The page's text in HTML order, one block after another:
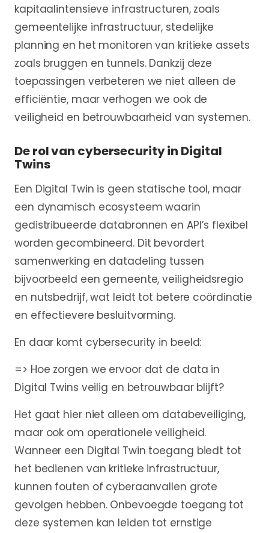
kapitaalintensieve infrastructuren, zoals
gemeentelijke infrastructuur, stedelijke
planning en het monitoren van kritieke assets
zoals bruggen en tunnels. Dankzij deze
toepassingen verbeteren we niet alleen de
efficiëntie, maar verhogen we ook de
veiligheid en betrouwbaarheid van systemen.
De rol van cybersecurity in Digital
Twins
Een Digital Twin is geen statische tool, maar
een dynamisch ecosysteem waarin
gedistribueerde databronnen en API’s flexibel
worden gecombineerd. Dit bevordert
samenwerking en datadeling tussen
bijvoorbeeld een gemeente, veiligheidsregio
en nutsbedrijf, wat leidt tot betere coördinatie
en effectievere besluitvorming.
En daar komt cybersecurity in beeld:
=> Hoe zorgen we ervoor dat de data in
Digital Twins veilig en betrouwbaar blijft?
Het gaat hier niet alleen om databeveiliging,
maar ook om operationele veiligheid.
Wanneer een Digital Twin toegang biedt tot
het bedienen van kritieke infrastructuur,
kunnen fouten of cyberaanvallen grote
gevolgen hebben. Onbevoegde toegang tot
deze systemen kan leiden tot ernstige